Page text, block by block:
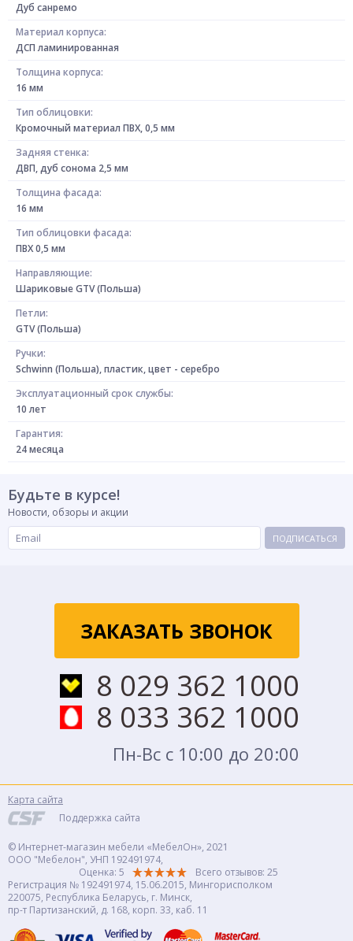
Дуб санремо
Материал корпуса:
ДСП ламинированная
Толщина корпуса:
16 мм
Тип облицовки:
Кромочный материал ПВХ, 0,5 мм
Задняя стенка:
ДВП, дуб сонома 2,5 мм
Толщина фасада:
16 мм
Тип облицовки фасада:
ПВХ 0,5 мм
Направляющие:
Шариковые GTV (Польша)
Петли:
GTV (Польша)
Ручки:
Schwinn (Польша), пластик, цвет - серебро
Эксплуатационный срок службы:
10 лет
Гарантия:
24 месяца
Будьте в курсе!
Новости, обзоры и акции
ПОДПИСАТЬСЯ
ЗАКАЗАТЬ ЗВОНОК
8 029 362 1000
8 033 362 1000
Пн-Вс с 10:00 до 20:00
Карта сайта
Поддержка сайта
© Интернет-магазин мебели «МебелОн», 2021
ООО "Мебелон", УНП 192491974,
Оценка: 5
Всего отзывов: 25
Регистрация № 192491974, 15.06.2015, Мингорисполком
220075, Республика Беларусь, г. Минск,
пр-т Партизанский, д. 168, корп. 33, каб. 11